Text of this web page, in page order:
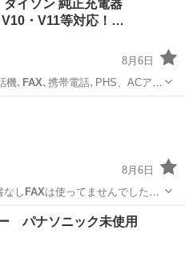
茨城県常陸大宮市》 人気の
ダイソン 純正充電器
V10・V11等対応！…
8月6日
機､ FAX､携帯電話､PHS、ACアダ
8月6日
なし FAXは使ってませんでした。
、ＦＡＸ
パナソニック未使用